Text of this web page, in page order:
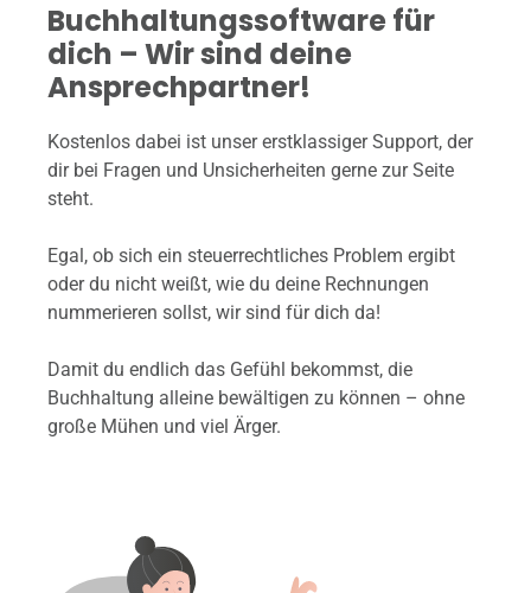
Buchhaltungssoftware für
dich – Wir sind deine
Ansprechpartner!
Kostenlos dabei ist unser erstklassiger Support, der
dir bei Fragen und Unsicherheiten gerne zur Seite
steht.
Egal, ob sich ein steuerrechtliches Problem ergibt
oder du nicht weißt, wie du deine Rechnungen
nummerieren sollst, wir sind für dich da!
Damit du endlich das Gefühl bekommst, die
Buchhaltung alleine bewältigen zu können – ohne
große Mühen und viel Ärger.